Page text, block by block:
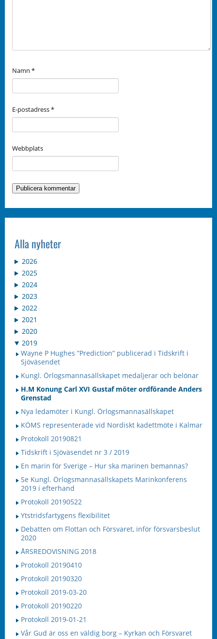
Namn *
E-postadress*
Webbplats
Alla nyheter
2026
2025
2024
2023
2022
2021
2020
2019
Wayne P Hughes ”Prediction” publicerad i Tidskrift i
Sjöväsendet
Kungl. Örlogsmannasällskapet medaljerar och belönar
H.M Konung Carl XVI Gustaf möter ordförande Anders
Grenstad
Nya ledamöter i Kungl. Örlogsmannasällskapet
KÖMS representerade vid Nordiskt kadettmöte i Kalmar
Protokoll 20190821
Tidskrift i Sjöväsendet nr 3 / 2019
En marin för Sverige – Hur ska marinen bemannas?
Se Kungl. Örlogsmannasällskapets Marinkonferens
2019 i efterhand
Protokoll 20190522
Ytstridsfartygens flexibilitet
Debatten om Flottan och Försvaret, inför försvarsbeslut
2020
ÅRSREDOVISNING 2018
Protokoll 20190410
Protokoll 20190320
Protokoll 2019-03-20
Protokoll 20190220
Protokoll 2019-01-21
Vår Gud är oss en väldig borg – Kyrkan och Försvaret